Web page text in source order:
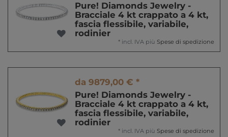
Pure! Diamonds Jewelry -
Bracciale 4 kt crappato a 4 kt,
fascia flessibile, variabile,
rodinier
* incl. IVA più Spese di spedizione
da 9879,00 € *
Pure! Diamonds Jewelry -
Bracciale 4 kt crappato a 4 kt,
fascia flessibile, variabile,
rodinier
* incl. IVA più Spese di spedizione